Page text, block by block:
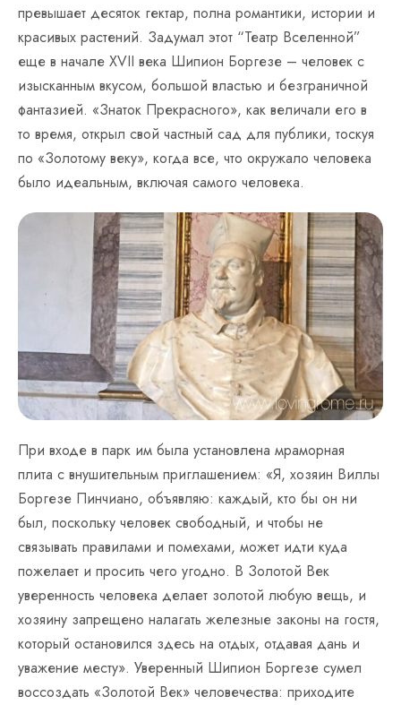
превышает десяток гектар, полна романтики, истории и
красивых растений. Задумал этот “Театр Вселенной”
еще в начале XVII века Шипион Боргезе – человек с
изысканным вкусом, большой властью и безграничной
фантазией. «Знаток Прекрасного», как величали его в
то время, открыл свой частный сад для публики, тоскуя
по «Золотому веку», когда все, что окружало человека
было идеальным, включая самого человека.
При входе в парк им была установлена мраморная
плита с внушительным приглашением: «Я, хозяин Виллы
Боргезе Пинчиано, объявляю: каждый, кто бы он ни
был, поскольку человек свободный, и чтобы не
связывать правилами и помехами, может идти куда
пожелает и просить чего угодно. В Золотой Век
уверенность человека делает золотой любую вещь, и
хозяину запрещено налагать железные законы на гостя,
который остановился здесь на отдых, отдавая дань и
уважение месту». Уверенный Шипион Боргезе сумел
воссоздать «Золотой Век» человечества: приходите